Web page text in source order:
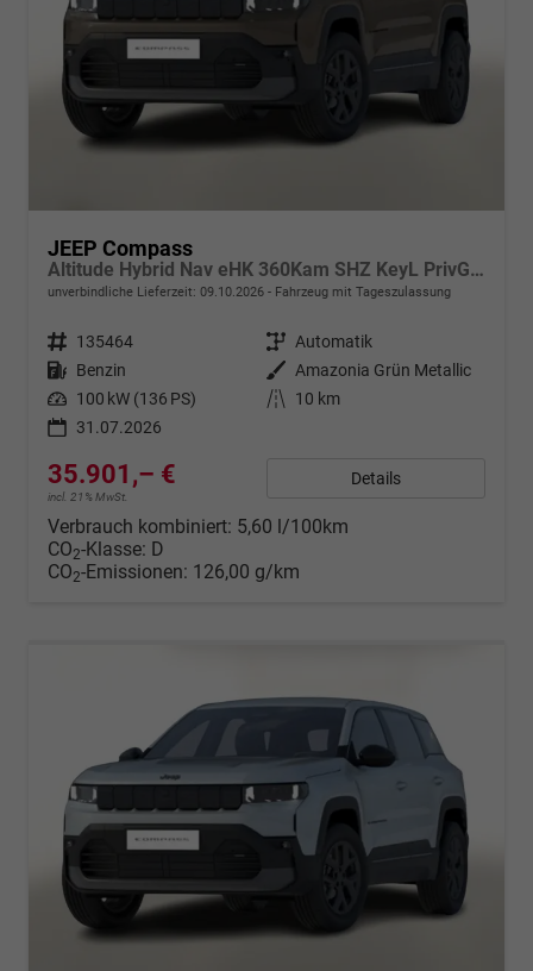
JEEP Compass
Altitude Hybrid Nav eHK 360Kam SHZ KeyL PrivG 18Z
unverbindliche Lieferzeit: 09.10.2026 Fahrzeug mit Tageszulassung
Fahrzeugnr. 135464 Getriebe Automatik
Kraftstoff Benzin Außenfarbe Amazonia Grün Metallic
Leistung 100 kW (136 PS) Kilometerstand
10 km
31.07.2026
35.901,– €
incl. 21% MwSt.
Details
Verbrauch kombiniert: 5,60 l/100km
CO2-Klasse: D
CO2-Emissionen: 126,00 g/km